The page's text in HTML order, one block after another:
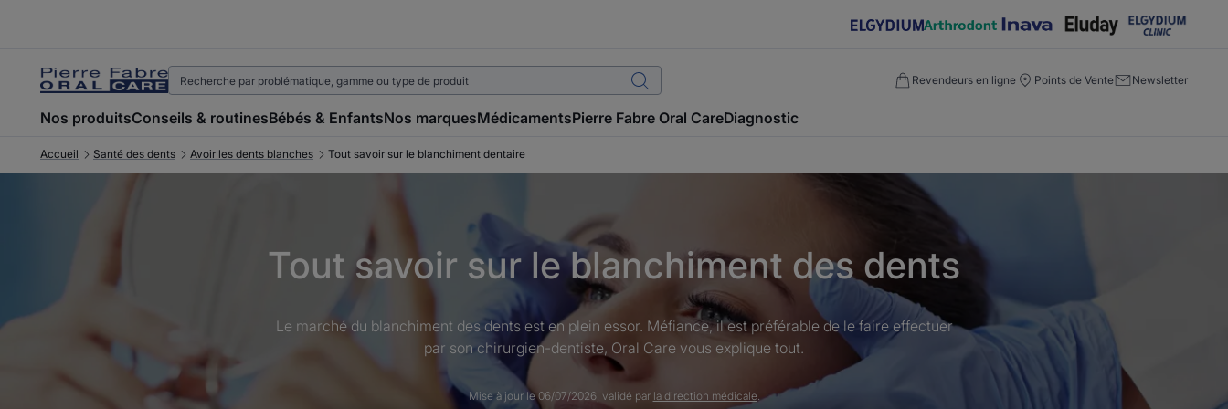
Revendeurs en ligne Points de Vente Newsletter
Nos produitsConseils & routinesBébés & EnfantsNos marquesMédicamentsPierre Fabre Oral CareDiagnostic
Accueil Santé des dents Avoir les dents blanches Tout savoir sur le blanchiment dentaire
Tout savoir sur le blanchiment des dents
Le marché du blanchiment des dents est en plein essor. Méfiance, il est préférable de le faire effectuer
par son chirurgien-dentiste, Oral Care vous explique tout.
Mise à jour le06/07/2026, validé par la direction médicale